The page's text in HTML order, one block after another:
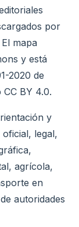
por
mapa
y está
2020 de
BY 4.0.
y
legal,
agrícola,
en
autoridades